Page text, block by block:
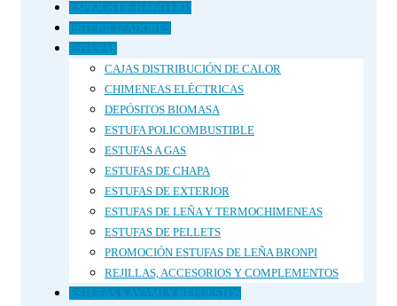
ESPEJOS DE BAÑO LED
ESTERILIZADORES
ESTUFAS
CAJAS DISTRIBUCIÓN DE CALOR
CHIMENEAS ELÉCTRICAS
DEPÓSITOS BIOMASA
ESTUFA POLICOMBUSTIBLE
ESTUFAS A GAS
ESTUFAS DE CHAPA
ESTUFAS DE EXTERIOR
ESTUFAS DE LEÑA Y TERMOCHIMENEAS
ESTUFAS DE PELLETS
PROMOCIÓN ESTUFAS DE LEÑA BRONPI
REJILLAS, ACCESORIOS Y COMPLEMENTOS
ESTUFAS KAYAMI Y REPUESTOS